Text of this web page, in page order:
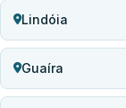
Lindóia
Guaíra